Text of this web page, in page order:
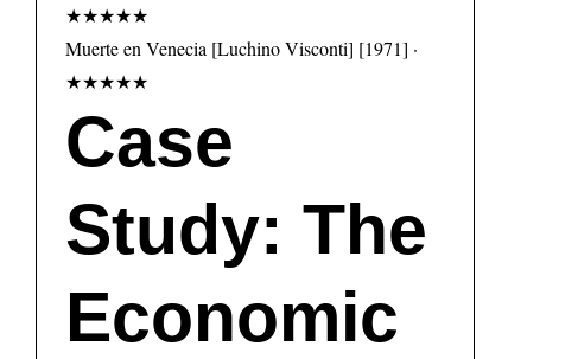
★★★★★
Muerte en Venecia [Luchino Visconti] [1971] ·
★★★★★
Case
Study: The
Economic